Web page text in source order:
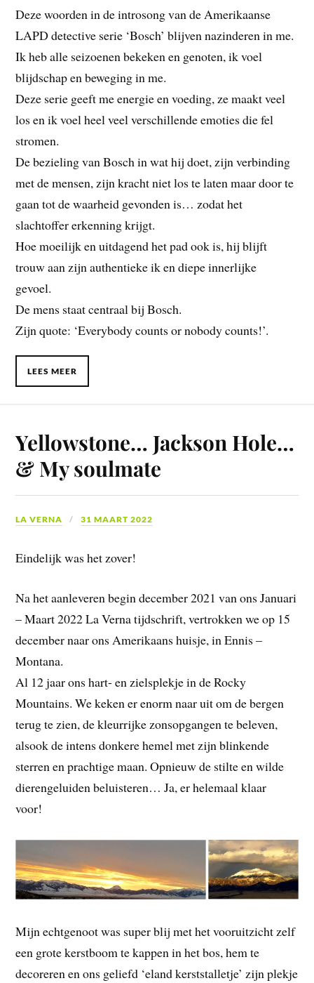
Deze woorden in de introsong van de Amerikaanse
LAPD detective serie ‘Bosch’ blijven nazinderen in me.
Ik heb alle seizoenen bekeken en genoten, ik voel
blijdschap en beweging in me.
Deze serie geeft me energie en voeding, ze maakt veel
los en ik voel heel veel verschillende emoties die fel
stromen.
De bezieling van Bosch in wat hij doet, zijn verbinding
met de mensen, zijn kracht niet los te laten maar door te
gaan tot de waarheid gevonden is… zodat het
slachtoffer erkenning krijgt.
Hoe moeilijk en uitdagend het pad ook is, hij blijft
trouw aan zijn authentieke ik en diepe innerlijke
gevoel.
De mens staat centraal bij Bosch.
Zijn quote: ‘Everybody counts or nobody counts!’.
LEES MEER
Yellowstone… Jackson Hole…
& My soulmate
LA VERNA 31 MAART 2022
Eindelijk was het zover!
Na het aanleveren begin december 2021 van ons Januari
– Maart 2022 La Verna tijdschrift, vertrokken we op 15
december naar ons Amerikaans huisje, in Ennis –
Montana.
Al 12 jaar ons hart- en zielsplekje in de Rocky
Mountains. We keken er enorm naar uit om de bergen
terug te zien, de kleurrijke zonsopgangen te beleven,
alsook de intens donkere hemel met zijn blinkende
sterren en prachtige maan. Opnieuw de stilte en wilde
dierengeluiden beluisteren… Ja, er helemaal klaar
voor!
Mijn echtgenoot was super blij met het vooruitzicht zelf
een grote kerstboom te kappen in het bos, hem te
decoreren en ons geliefd ‘eland kerststalletje’ zijn plekje